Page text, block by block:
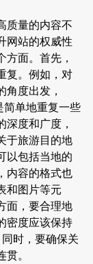
量的内容不
网站的权威性
面。首先，
复。例如，对
度出发，
简单地重复一些
度和广度，
于旅游目的地
以包括当地的
内容的格式也
和图片等元
面，要合理地
密度应该保持
时，要确保关
。